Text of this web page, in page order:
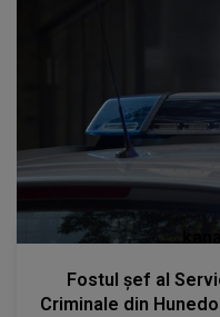
Fostul șef al
Criminale din